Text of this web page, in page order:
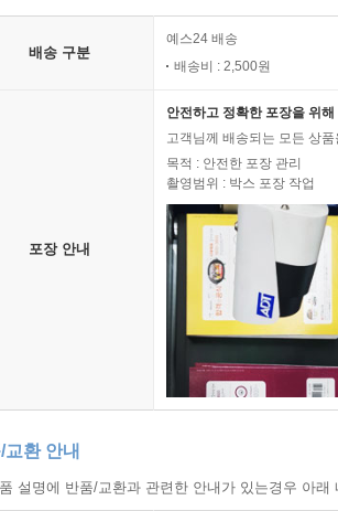
배송 구분
예스24 배송
배송비 : 2,500원
포장 안내
안전하고 정확한 포장을 위
고객님께 배송되는 모든 상
목적 : 안전한 포장 관리
촬영범위 : 박스 포장 작업
교환 안내
설명에 반품/교환과 관련한 안내가 있는경우 아